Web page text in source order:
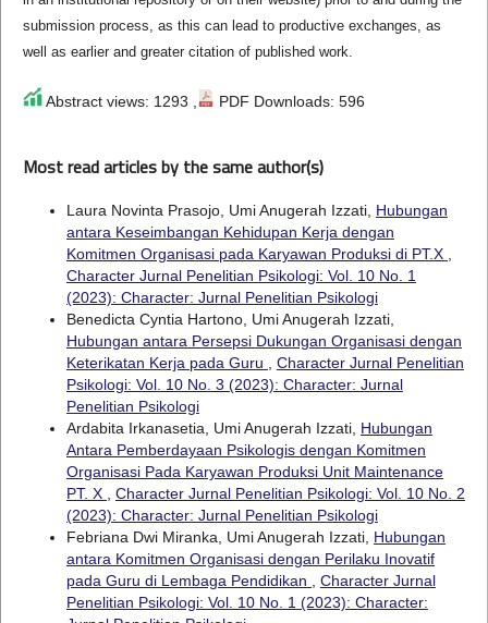
submission process, as this can lead to productive exchanges, as
well as earlier and greater citation of published work.
Abstract views: 1293 , PDF Downloads: 596
Most read articles by the same author(s)
Laura Novinta Prasojo, Umi Anugerah Izzati, Hubungan
antara Keseimbangan Kehidupan Kerja dengan
Komitmen Organisasi pada Karyawan Produksi di PT.X
Character Jurnal Penelitian Psikologi: Vol. 10 No. 1
(2023): Character: Jurnal Penelitian Psikologi
Benedicta Cyntia Hartono, Umi Anugerah Izzati,
Hubungan antara Persepsi Dukungan Organisasi dengan
Keterikatan Kerja pada Guru
Character Jurnal Penelitian
Psikologi: Vol. 10 No. 3 (2023): Character: Jurnal
Penelitian Psikologi
Ardabita Irkanasetia, Umi Anugerah Izzati, Hubungan
Antara Pemberdayaan Psikologis dengan Komitmen
Organisasi Pada Karyawan Produksi Unit Maintenance
PT. X
Character Jurnal Penelitian Psikologi: Vol. 10 No. 2
(2023): Character: Jurnal Penelitian Psikologi
Febriana Dwi Miranka, Umi Anugerah Izzati, Hubungan
antara Komitmen Organisasi dengan Perilaku Inovatif
pada Guru di Lembaga Pendidikan
Character Jurnal
Penelitian Psikologi: Vol. 10 No. 1 (2023): Character: